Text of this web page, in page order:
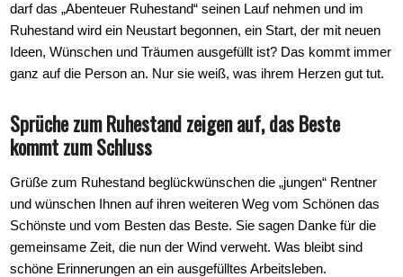
darf das „Abenteuer Ruhestand“ seinen Lauf nehmen und im
Ruhestand wird ein Neustart begonnen, ein Start, der mit neuen
Ideen, Wünschen und Träumen ausgefüllt ist? Das kommt immer
ganz auf die Person an. Nur sie weiß, was ihrem Herzen gut tut.
Sprüche zum Ruhestand zeigen auf, das Beste
kommt zum Schluss
Grüße zum Ruhestand beglückwünschen die „jungen“ Rentner
und wünschen Ihnen auf ihren weiteren Weg vom Schönen das
Schönste und vom Besten das Beste. Sie sagen Danke für die
gemeinsame Zeit, die nun der Wind verweht. Was bleibt sind
schöne Erinnerungen an ein ausgefülltes Arbeitsleben.